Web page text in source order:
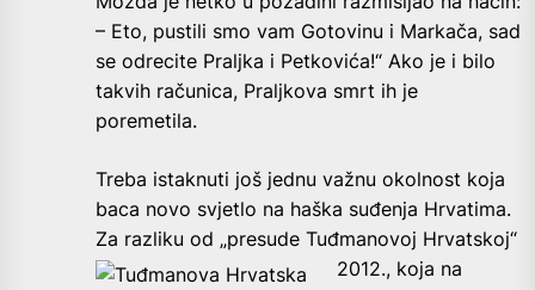
– Eto, pustili smo vam Gotovinu i Markača, sad
se odrecite Praljka i Petkovića!“ Ako je i bilo
takvih računica, Praljkova smrt ih je
poremetila.
Treba istaknuti još jednu važnu okolnost koja
baca novo svjetlo na haška suđenja Hrvatima.
Za razliku od „presude Tuđmanovoj Hrvatskoj“
2012., koja na